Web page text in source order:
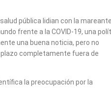
pública lidian con la
frente a la COVID-19, una
una buena noticia, pero no
completamente fuera de
la preocupación por la